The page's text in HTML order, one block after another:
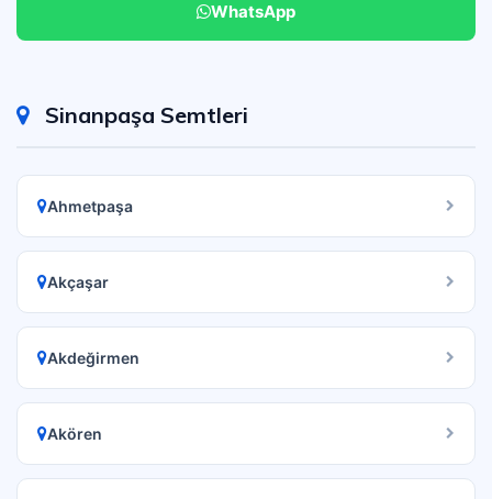
WhatsApp
Sinanpaşa Semtleri
Ahmetpaşa
Akçaşar
Akdeğirmen
Akören